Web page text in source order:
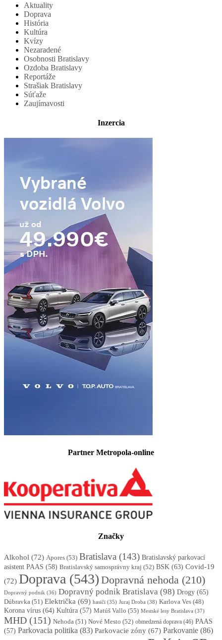
Aktuality
Doprava
História
Kultúra
Kvízy
Nezaradené
Osobnosti Bratislavy
Ozdoba Bratislavy
Reportáže
Strašiak Bratislavy
Súťaže
Zaujímavosti
Inzercia
Partner Metropola-online
Značky
Alkohol (72) Apores (53) Bratislava (143) Bratislavský parkovací
asistent PAAS (58) Bratislavský samosprávny kraj (52) BSK (63) Covid-19
(72) Doprava (543) Dopravná nehoda (210)
Dopravný podnik (36) Dopravný podnik Bratislava (98) Drogy (65)
Dúbravka (51) Električka (69) hasiči (35) Juraj Droba (38) Karlova Ves (48)
Korona vírus (64) Kultúra (57) Matúš Vallo (55) Mestské lesy Bratislava (37)
MHD (151) Nehoda (51) Nové Mesto (52) obmedzená doprava (46) PAAS
(57) Parkovacia politika (83) Parkovacie zóny (67) Parkovanie (86)